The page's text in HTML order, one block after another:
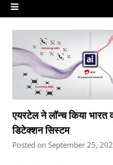
एयरटेल ने लॉन्च किया
डिटेक्शन सिस्टम
Posted on September 25,